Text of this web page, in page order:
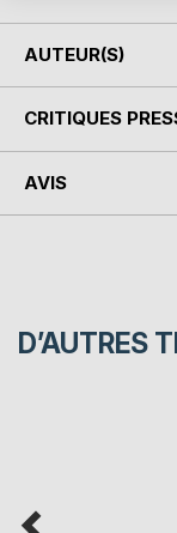
AUTEUR(S)
CRITIQUES
AVIS
D’AUTRES